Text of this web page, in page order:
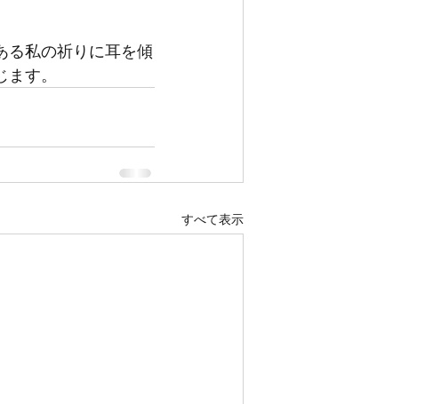
る私の祈りに耳を傾
す。
すべて表示